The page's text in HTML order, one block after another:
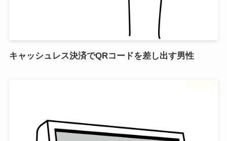
キャッシュレス決済でQRコードを差し出す男性